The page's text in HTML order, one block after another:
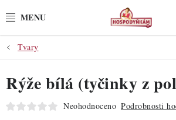
na
POTŘEBY
POMŮCKY
SUROVINY
Tvary
Rýže bílá (tyčinky z
Neohodnoceno Podrobnosti